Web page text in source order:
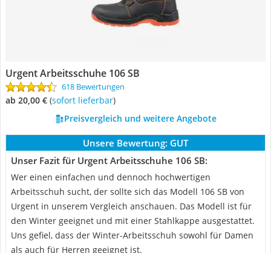
Urgent Arbeitsschuhe 106 SB
618 Bewertungen
ab 20,00 € ( Sofort lieferbar)
Preisvergleich und weitere Angebote
Unsere Bewertung: GUT
Unser Fazit für Urgent Arbeitsschuhe 106 SB:
Wer einen einfachen und dennoch hochwertigen
Arbeitsschuh sucht, der sollte sich das Modell 106 SB von
Urgent in unserem Vergleich anschauen. Das Modell ist für
den Winter geeignet und mit einer Stahlkappe ausgestattet.
Uns gefiel, dass der Winter-Arbeitsschuh sowohl für Damen
als auch für Herren geeignet ist.